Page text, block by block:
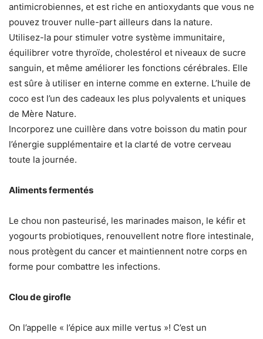
antimicrobiennes, et est riche en antioxydants que vous ne
pouvez trouver nulle-part ailleurs dans la nature.
Utilisez-la pour stimuler votre système immunitaire,
équilibrer votre thyroïde, cholestérol et niveaux de sucre
sanguin, et même améliorer les fonctions cérébrales. Elle
est sûre à utiliser en interne comme en externe. L’huile de
coco est l’un des cadeaux les plus polyvalents et uniques
de Mère Nature.
Incorporez une cuillère dans votre boisson du matin pour
l’énergie supplémentaire et la clarté de votre cerveau
toute la journée.
Aliments fermentés
Le chou non pasteurisé, les marinades maison, le kéfir et
yogourts probiotiques, renouvellent notre flore intestinale,
nous protègent du cancer et maintiennent notre corps en
forme pour combattre les infections.
Clou de girofle
On l’appelle « l’épice aux mille vertus »! C’est un